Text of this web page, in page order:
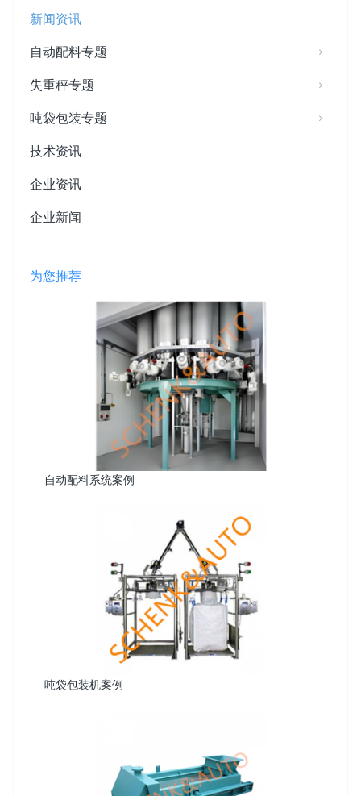
新闻资讯
自动配料专题
失重秤专题
吨袋包装专题
技术资讯
企业资讯
企业新闻
为您推荐
自动配料系统案例
吨袋包装机案例